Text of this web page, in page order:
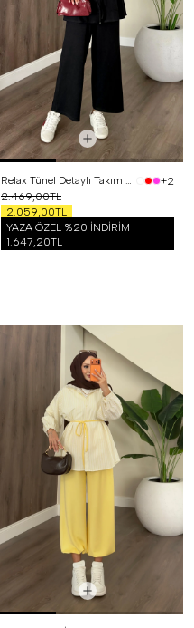
Relax Tünel Detaylı Takım Siyah
+2
2.469,00TL
2.059,00TL
YAZA ÖZEL %20 İNDİRİM
1.647,20TL